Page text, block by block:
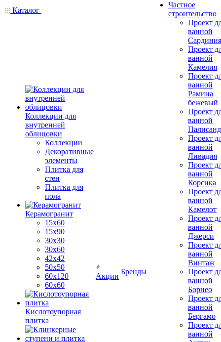
Каталог
Коллекции для
внутренней
облицовки
Коллекции
Декоративные
элементы
Плитка для
стен
Плитка для
пола
Керамогранит
15х60
15x90
30х30
30х60
42х42
50х50
60х120
60х60
Кислотоупорная
плитка
Акции
Бренды
Частное
строительство
Проект
ванной
Сардиния
Проект
ванной
Камелия
Проект
ванной
Рамина
бежевый
Проект
ванной
Проект
ванной
Ливадия
Проект
ванной
Корсика
Проект
ванной
Камелот
Проект
ванной
Джерси
Проект
ванной
Винтаж
Проект
ванной
Борнео
Проект
ванной
Бергамо
Проект
ванной